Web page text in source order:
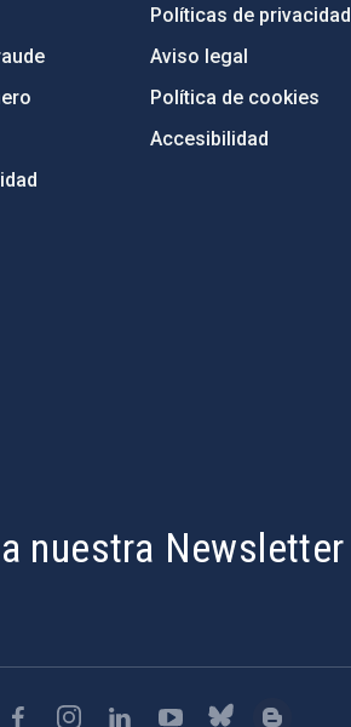
Políticas de privacidad
Aviso legal
Política de cookies
Accesibilidad
nuestra Newsletter